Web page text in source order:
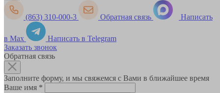
(863) 310-000-3 Обратная связь Написать
в Max
Написать в Telegram
Заказать звонок
Обратная связь
Заполните форму, и мы свяжемся с Вами в ближайшее время
Ваше имя *